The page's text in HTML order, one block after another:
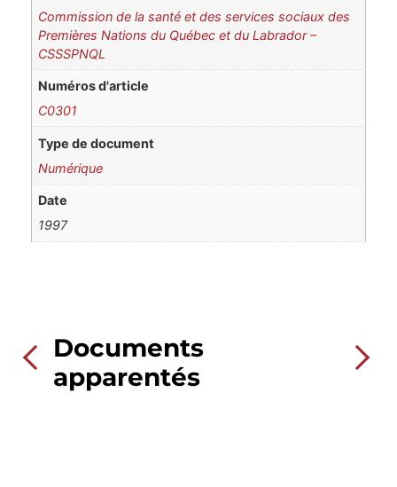
Commission de la santé et des services sociaux des
Premières Nations du Québec et du Labrador –
CSSSPNQL
Numéros d'article
C0301
Type de document
Numérique
Date
1997
Documents
apparentés